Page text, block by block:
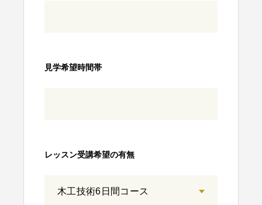
見学希望時間帯
レッスン受講希望の有無